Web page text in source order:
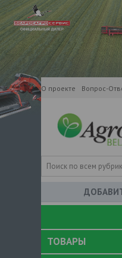
О проекте Вопрос-
ТОВАРЫ